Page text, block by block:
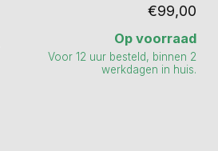
€99,00
Op voorraad
Voor 12 uur besteld, binnen 2
werkdagen in huis.